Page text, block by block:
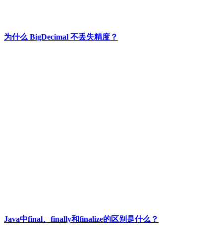
为什么 BigDecimal 不丢失精度？
Java中final、finally和finalize的区别是什么？